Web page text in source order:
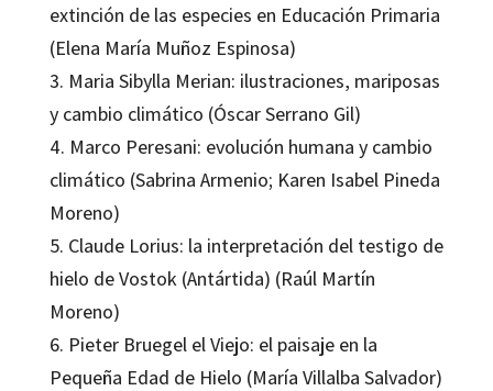
extinción de las especies en Educación Primaria
(Elena María Muñoz Espinosa)
3. Maria Sibylla Merian: ilustraciones, mariposas
y cambio climático (Óscar Serrano Gil)
4. Marco Peresani: evolución humana y cambio
climático (Sabrina Armenio; Karen Isabel Pineda
Moreno)
5. Claude Lorius: la interpretación del testigo de
hielo de Vostok (Antártida) (Raúl Martín
Moreno)
6. Pieter Bruegel el Viejo: el paisaje en la
Pequeña Edad de Hielo (María Villalba Salvador)